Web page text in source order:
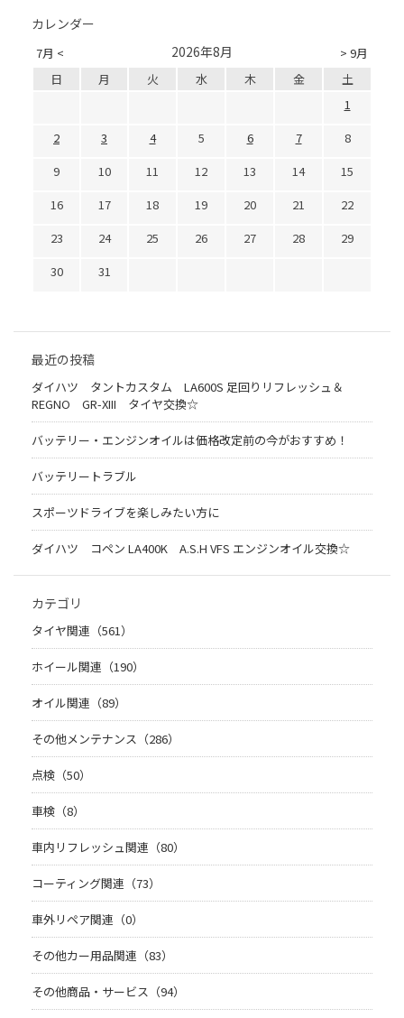
カレンダー
7月 < > 9月
2026年8月
日 月 火 水 木 金
土
1
2
3 4 5 6 7
8
9
10 11 12 13 14
15
16
17 18 19 20 21
22
23
24 25 26 27 28
29
30
31
最近の投稿
ダイハツ タントカスタム LA600S 足回りリフレッシュ＆
REGNO GR-XIII タイヤ交換☆
バッテリー・エンジンオイルは価格改定前の今がおすすめ！
バッテリートラブル
スポーツドライブを楽しみたい方に
ダイハツ コペン LA400K A.S.H VFS エンジンオイル交換☆
カテゴリ
タイヤ関連（561）
ホイール関連（190）
オイル関連（89）
その他メンテナンス（286）
点検（50）
車検（8）
車内リフレッシュ関連（80）
コーティング関連（73）
車外リペア関連（0）
その他カー用品関連（83）
その他商品・サービス（94）